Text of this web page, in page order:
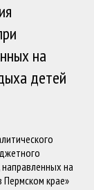
на
детей
на
крае»